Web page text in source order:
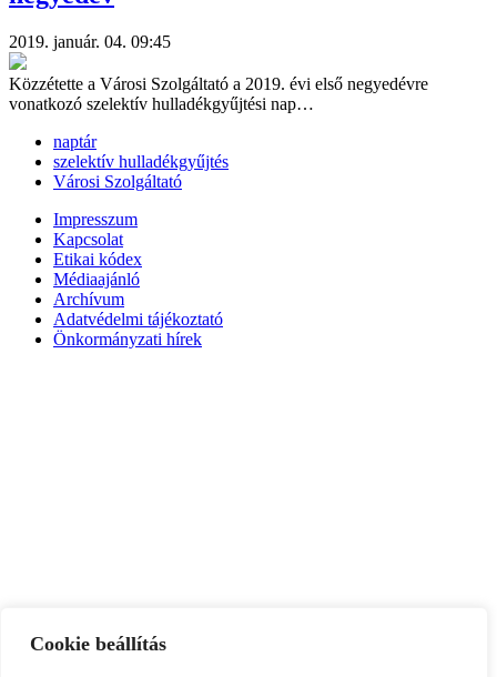
Cookie beállítás
2019. január. 04. 09:45
Közzétette a Városi Szolgáltató a 2019. évi első negyedévre
vonatkozó szelektív hulladékgyűjtési nap…
naptár
szelektív hulladékgyűjtés
Városi Szolgáltató
Impresszum
Kapcsolat
Etikai kódex
Médiaajánló
Archívum
Adatvédelmi tájékoztató
Önkormányzati hírek